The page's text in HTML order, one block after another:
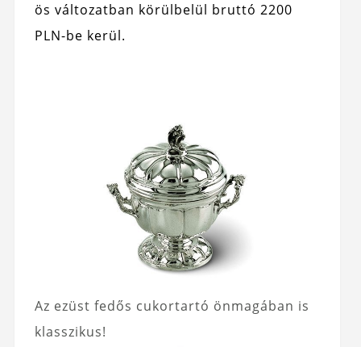
ös változatban körülbelül bruttó 2200
PLN-be kerül.
Az ezüst fedős cukortartó önmagában is
klasszikus!